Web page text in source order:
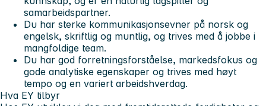
samarbeidspartner.
Du har sterke kommunikasjonsevner på norsk og
engelsk, skriftlig og muntlig, og trives med å jobbe i
mangfoldige team.
Du har god forretningsforståelse, markedsfokus og
gode analytiske egenskaper og trives med høyt
tempo og en variert arbeidshverdag.
Hva EY tilbyr